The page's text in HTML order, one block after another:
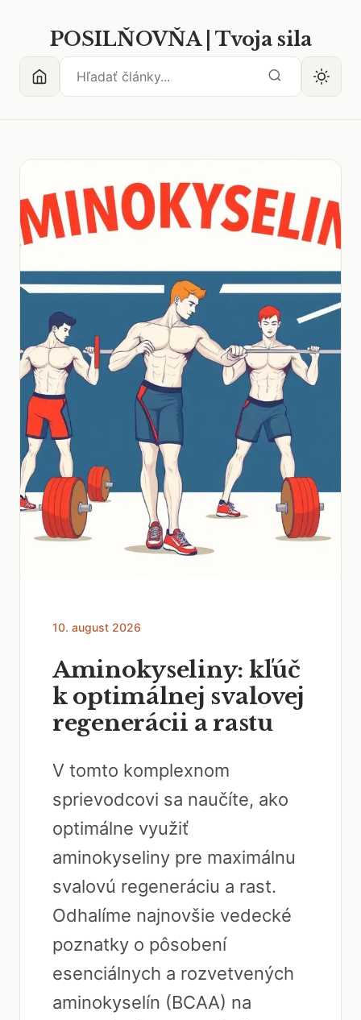
POSILŇOVŇA | Tvoja sila
10. august 2026
Aminokyseliny: kľúč
k optimálnej svalovej
regenerácii a rastu
V tomto komplexnom
sprievodcovi sa naučíte, ako
optimálne využiť
aminokyseliny pre maximálnu
svalovú regeneráciu a rast.
Odhalíme najnovšie vedecké
poznatky o pôsobení
esenciálnych a rozvetvených
aminokyselín (BCAA) na